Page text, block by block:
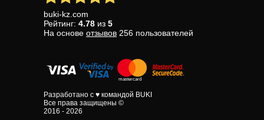
buki-kz.com
Рейтинг: 4.78 из 5
На основе отзывов 256 пользователей
Разработано с ♥ командой BUKI
Все права защищены ©
2016 - 2026